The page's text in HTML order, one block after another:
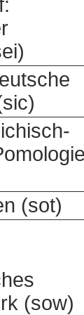
(sot)
(sow)